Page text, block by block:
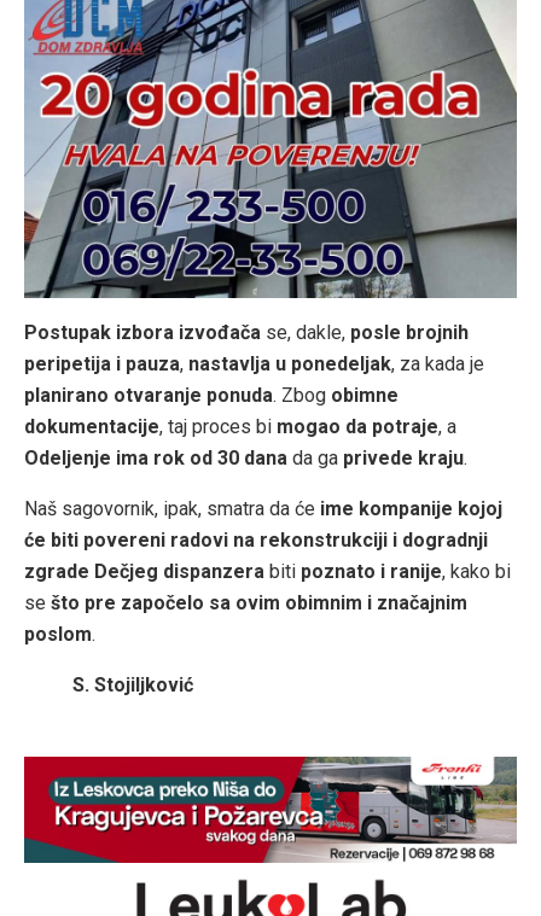
Postupak izbora izvođača se, dakle, posle brojnih
peripetija i pauza, nastavlja u ponedeljak, za kada je
planirano otvaranje ponuda. Zbog obimne
dokumentacije, taj proces bi mogao da potraje, a
Odeljenje ima rok od 30 dana da ga privede kraju.
Naš sagovornik, ipak, smatra da će ime kompanije kojoj
će biti povereni radovi na rekonstrukciji i dogradnji
zgrade Dečjeg dispanzera biti poznato i ranije, kako bi
se što pre započelo sa ovim obimnim i značajnim
poslom.
S. Stojiljković